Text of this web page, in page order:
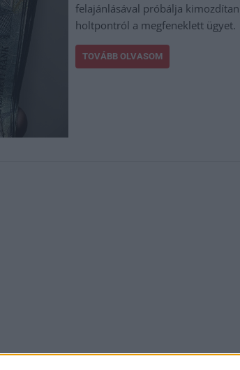
felajánlásával próbálja
holtpontról a megfeneklett ügyet.
TOVÁBB OLVASOM